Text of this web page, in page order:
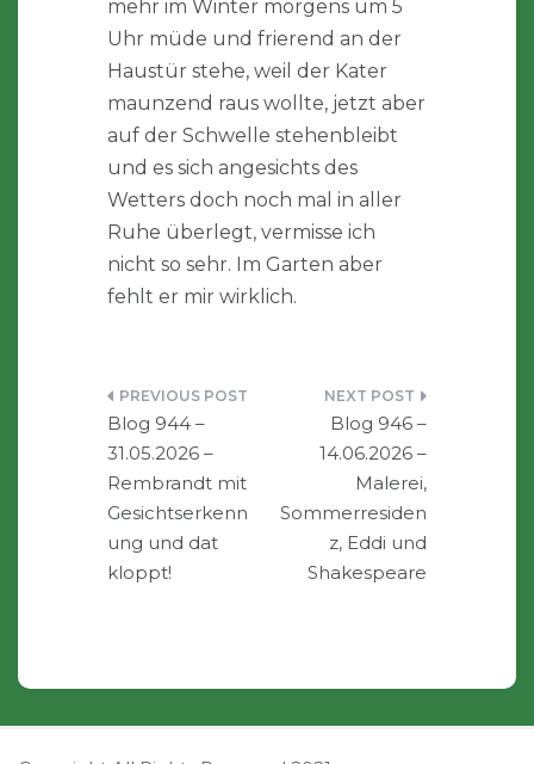
mehr im Winter morgens um 5
Uhr müde und frierend an der
Haustür stehe, weil der Kater
maunzend raus wollte, jetzt aber
auf der Schwelle stehenbleibt
und es sich angesichts des
Wetters doch noch mal in aller
Ruhe überlegt, vermisse ich
nicht so sehr. Im Garten aber
fehlt er mir wirklich.
Beitragsnavigation
Blog 944 –
31.05.2026 –
Rembrandt mit
Gesichtserkenn
ung und dat
kloppt!
Blog 946 –
14.06.2026 –
Malerei,
Sommerresiden
z, Eddi und
Shakespeare